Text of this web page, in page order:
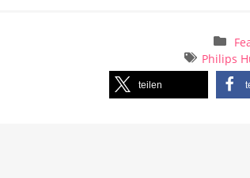
Philips
teilen